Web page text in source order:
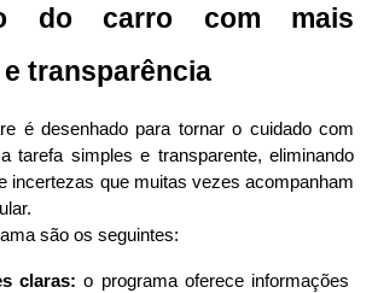
do carro com mais
transparência
é desenhado para tornar o cuidado com
tarefa simples e transparente, eliminando
incertezas que muitas vezes acompanham
são os seguintes:
claras: o programa oferece informações